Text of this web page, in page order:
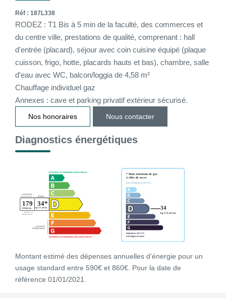
Nous Rejoindre
CONTACT
CONNEXION
Réf : 187L338
RODEZ : T1 Bis à 5 min de la faculté, des commerces et
du centre ville, prestations de qualité, comprenant : hall
d'entrée (placard), séjour avec coin cuisine équipé (plaque
cuisson, frigo, hotte, placards hauts et bas), chambre, salle
d'eau avec WC, balcon/loggia de 4,58 m²
Chauffage individuel gaz
Annexes : cave et parking privatif extérieur sécurisé.
Nos honoraires Nous contacter
Diagnostics énergétiques
Montant estimé des dépenses annuelles d'énergie pour un
usage standard entre 590€ et 860€. Pour la date de
référence 01/01/2021.